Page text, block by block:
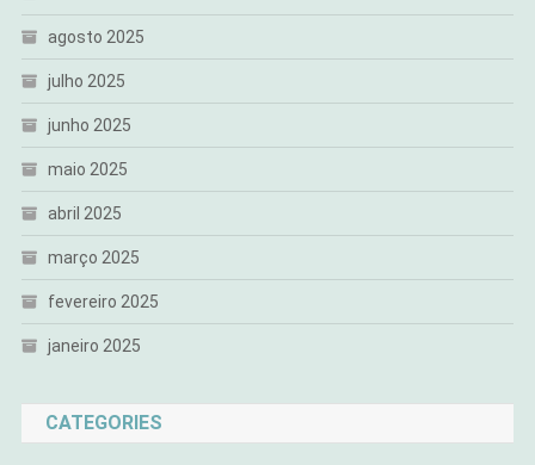
agosto 2025
julho 2025
junho 2025
maio 2025
abril 2025
março 2025
fevereiro 2025
janeiro 2025
CATEGORIES